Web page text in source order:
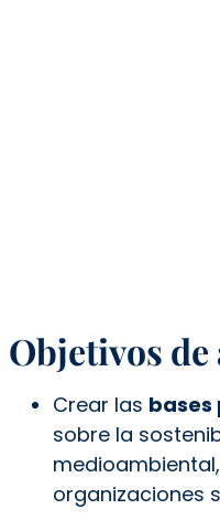
Objetivos
Crear las bases
sobre la
organizaciones